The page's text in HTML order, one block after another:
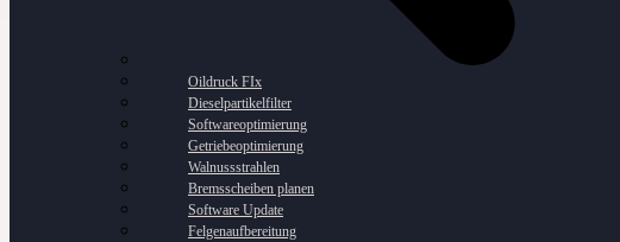
Oildruck FIx
Dieselpartikelfilter
Softwareoptimierung
Getriebeoptimierung
Walnussstrahlen
Bremsscheiben planen
Software Update
Felgenaufbereitung